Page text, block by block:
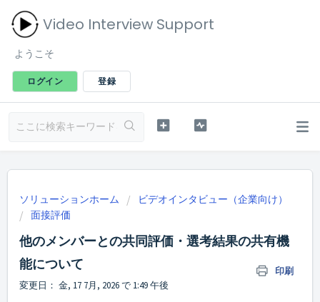
Video Interview Support
ようこそ
ログイン 登録
ソリューションホーム
ビデオインタビュー（企業向け）
面接評価
他のメンバーとの共同評価・選考結果の共有機
能について
印刷
変更日： 金, 17 7月, 2026 で 1:49 午後